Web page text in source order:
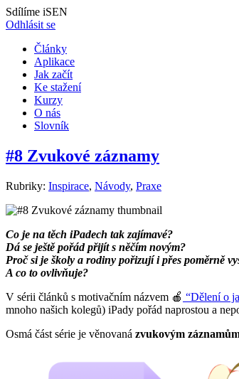
Sdílíme iSEN
Odhlásit se
Články
Aplikace
Jak začít
Ke stažení
Kurzy
O nás
Slovník
#8 Zvukové záznamy
Rubriky: Inspirace, Návody, Praxe
Co je na těch iPadech tak zajímavé?
Dá se ještě pořád přijít s něčím novým?
Proč si je školy a rodiny pořizují i přes poměrně
A co to ovlivňuje?
V sérii článků s motivačním názvem 🍎 “Dělení o
mnoho našich kolegů) iPady pořád naprostou a
Osmá část série je věnovaná zvukovým